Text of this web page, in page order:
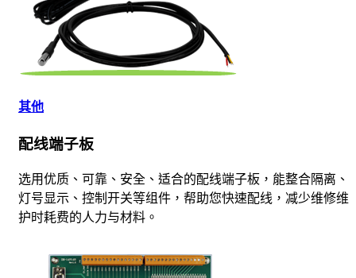
其他
配线端子板
选用优质、可靠、安全、适合的配线端子板，能整合隔离、
灯号显示、控制开关等组件，帮助您快速配线，减少维修维
护时耗费的人力与材料。